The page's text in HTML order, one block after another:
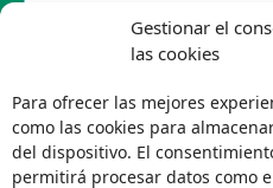
Gestionar el
las cookies
Para ofrecer las mejores
como las cookies para
del dispositivo. El
permitirá procesar datos como
Política de Términos y
Política de Tratamiento de
S.A
Política de Derechos de